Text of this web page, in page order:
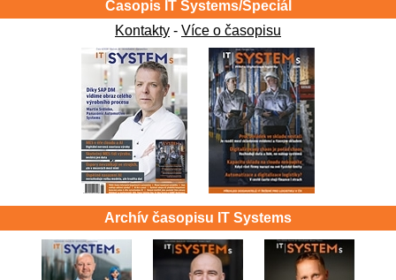
Časopis IT Systems/Speciál
Kontakty - Více o časopisu
Archív časopisu IT Systems